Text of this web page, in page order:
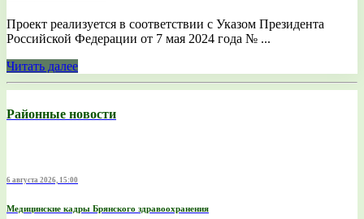
Проект реализуется в соответствии с Указом Президента
Российской Федерации от 7 мая 2024 года № ...
Читать далее
Районные новости
6 августа 2026, 15:00
Медицинские кадры Брянского здравоохранения